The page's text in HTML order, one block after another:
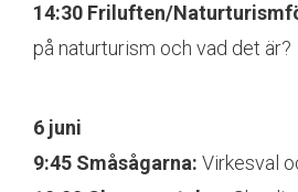
14:30 Friluften/
på naturturism och vad det är?
6 juni
9:45 Småsågarna: Virkesval